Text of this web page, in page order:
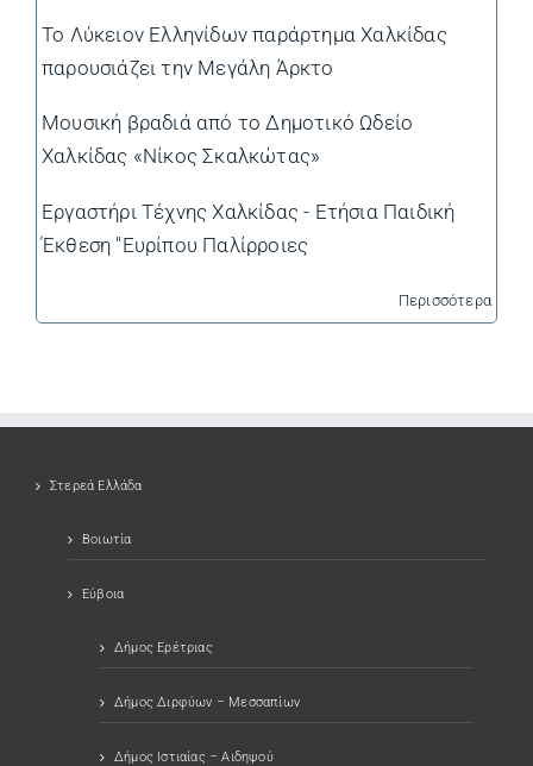
Το Λύκειον Ελληνίδων παράρτημα Χαλκίδας
παρουσιάζει την Μεγάλη Άρκτο
Μουσική βραδιά από το Δημοτικό Ωδείο
Χαλκίδας «Νίκος Σκαλκώτας»
Εργαστήρι Τέχνης Χαλκίδας - Ετήσια Παιδική
Έκθεση "Ευρίπου Παλίρροιες
Περισσότερα
Στερεά Ελλάδα
Βοιωτία
Εύβοια
Δήμος Ερέτριας
Δήμος Διρφύων – Μεσσαπίων
Δήμος Ιστιαίας – Αιδηψού